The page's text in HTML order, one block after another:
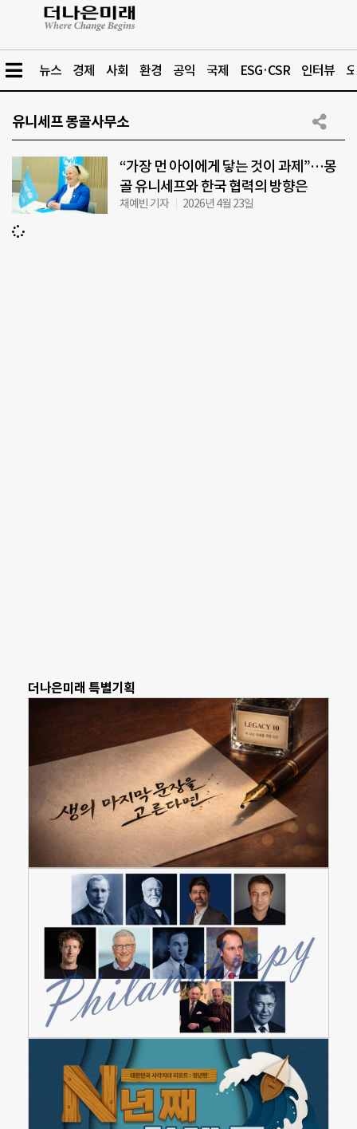
뉴스 경제 사회 환경 공익 국제 ESG·CSR 인터뷰
유니세프 몽골사무소
“가장 먼 아이에게 닿는 것이 과제”…몽
골 유니세프와 한국 협력의 방향은
채예빈 기자 2026년 4월 23일
더나은미래 특별기획